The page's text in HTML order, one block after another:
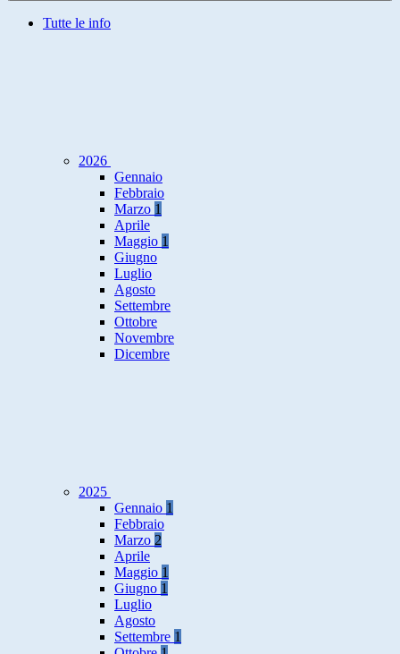
Tutte le info
2026
Gennaio
Febbraio
Marzo 1
Aprile
Maggio 1
Giugno
Luglio
Agosto
Settembre
Ottobre
Novembre
Dicembre
2025
Gennaio 1
Febbraio
Marzo 2
Aprile
Maggio 1
Giugno 1
Luglio
Agosto
Settembre 1